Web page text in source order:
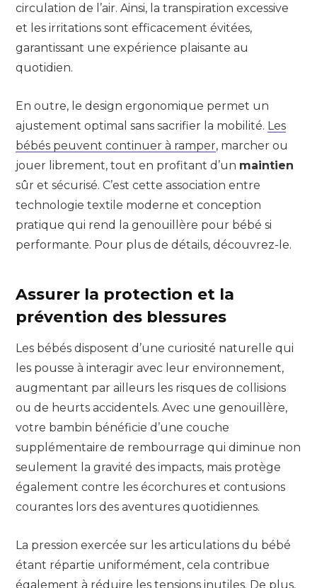
circulation de l’air. Ainsi, la transpiration excessive
et les irritations sont efficacement évitées,
garantissant une expérience plaisante au
quotidien.
En outre, le design ergonomique permet un
ajustement optimal sans sacrifier la mobilité. Les
bébés peuvent continuer à ramper, marcher ou
jouer librement, tout en profitant d’un maintien
sûr et sécurisé. C’est cette association entre
technologie textile moderne et conception
pratique qui rend la genouillère pour bébé si
performante. Pour plus de détails, découvrez-le.
Assurer la protection et la
prévention des blessures
Les bébés disposent d’une curiosité naturelle qui
les pousse à interagir avec leur environnement,
augmentant par ailleurs les risques de collisions
ou de heurts accidentels. Avec une genouillère,
votre bambin bénéficie d’une couche
supplémentaire de rembourrage qui diminue non
seulement la gravité des impacts, mais protège
également contre les écorchures et contusions
courantes lors des aventures quotidiennes.
La pression exercée sur les articulations du bébé
étant répartie uniformément, cela contribue
également à réduire les tensions inutiles. De plus,